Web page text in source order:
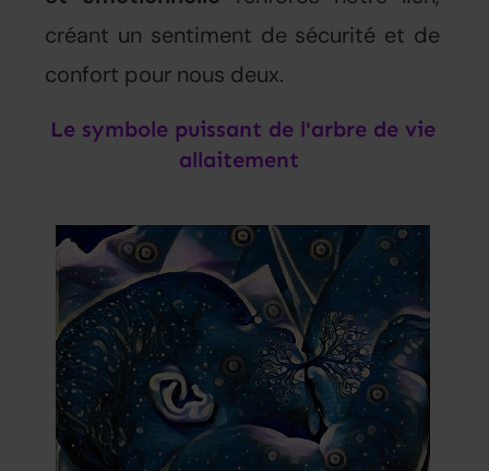
créant un sentiment de sécurité et de
confort pour nous deux.
Le symbole puissant de l'arbre de vie
allaitement